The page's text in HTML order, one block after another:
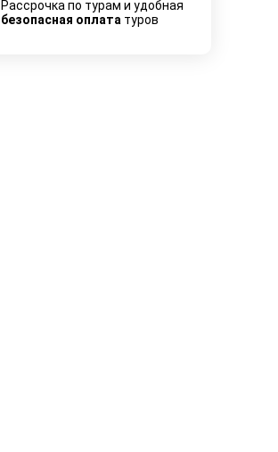
Рассрочка по турам и удобная
безопасная оплата туров